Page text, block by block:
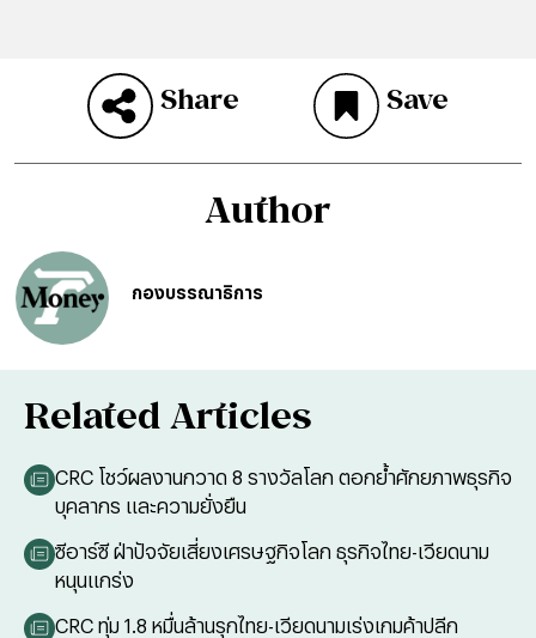
Share Save
Author
กองบรรณาธิการ
Related Articles
CRC โชว์ผลงานกวาด 8 รางวัลโลก ตอกย้ำศักยภาพธุรกิจ
บุคลากร และความยั่งยืน
ซีอาร์ซี ฝ่าปัจจัยเสี่ยงเศรษฐกิจโลก ธุรกิจไทย-เวียดนาม
หนุนแกร่ง
CRC ทุ่ม 1.8 หมื่นล้านรุกไทย-เวียดนามเร่งเกมค้าปลีก